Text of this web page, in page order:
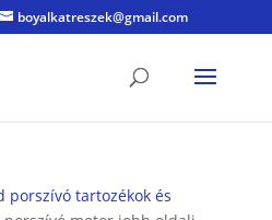
boyalkatreszek@gmail.com
tartozékok és